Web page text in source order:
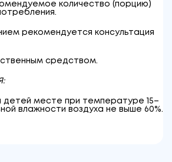
количество (порцию)
рекомендуется консультация
средством.
детей месте при температуре 15–
влажности воздуха не выше 60%.